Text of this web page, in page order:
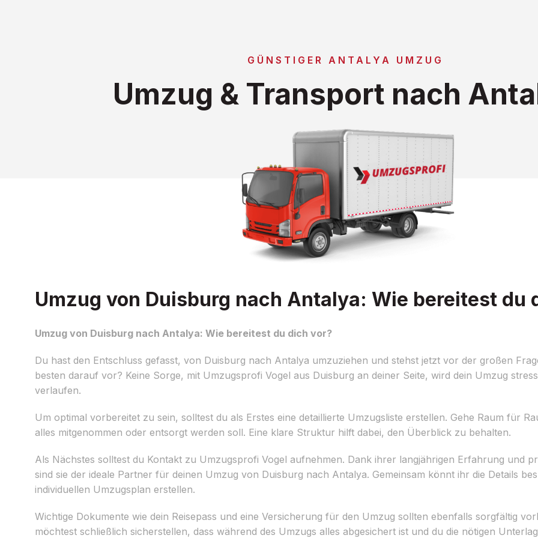
GÜNSTIGER ANTALYA UMZUG
Umzug & Transport nach
Umzug von Duisburg nach Antalya: Wie bereitest du
Umzug von Duisburg nach Antalya: Wie bereitest du dich vor?
Du hast den Entschluss gefasst, von Duisburg nach Antalya umzuziehen und stehst jetzt vor der großen
besten darauf vor? Keine Sorge, mit Umzugsprofi Vogel aus Duisburg an deiner Seite, wird dein Umzug
verlaufen.
Um optimal vorbereitet zu sein, solltest du als Erstes eine detaillierte Umzugsliste erstellen. Gehe Raum für
alles mitgenommen oder entsorgt werden soll. Eine klare Struktur hilft dabei, den Überblick zu behalten.
Als Nächstes solltest du Kontakt zu Umzugsprofi Vogel aufnehmen. Dank ihrer langjährigen Erfahrung und
sind sie der ideale Partner für deinen Umzug von Duisburg nach Antalya. Gemeinsam könnt ihr die Details
individuellen Umzugsplan erstellen.
Wichtige Dokumente wie dein Reisepass und eine Versicherung für den Umzug sollten ebenfalls sorgfältig
möchtest schließlich sicherstellen, dass während des Umzugs alles abgesichert ist und du die nötigen